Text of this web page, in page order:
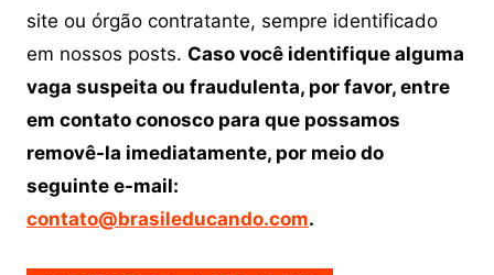
site ou órgão contratante, sempre identificado
em nossos posts. Caso você identifique alguma
vaga suspeita ou fraudulenta, por favor, entre
em contato conosco para que possamos
removê-la imediatamente, por meio do
seguinte e-mail:
contato@brasileducando.com.